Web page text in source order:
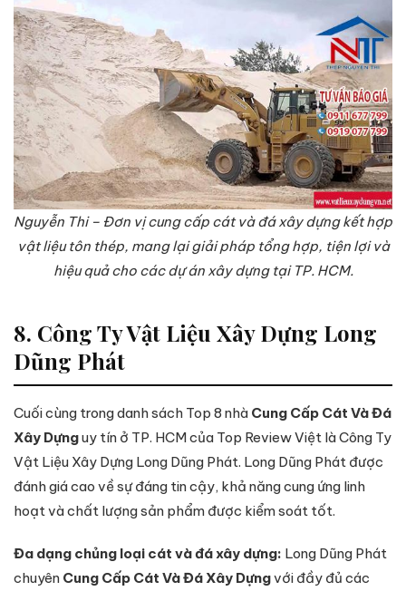
Nguyễn Thi – Đơn vị cung cấp cát và đá xây dựng kết hợp
vật liệu tôn thép, mang lại giải pháp tổng hợp, tiện lợi và
hiệu quả cho các dự án xây dựng tại TP. HCM.
8. Công Ty Vật Liệu Xây Dựng Long
Dũng Phát
Cuối cùng trong danh sách Top 8 nhà Cung Cấp Cát Và Đá
Xây Dựnguy tín ở TP. HCM của Top Review Việt là Công Ty
Vật Liệu Xây Dựng Long Dũng Phát. Long Dũng Phát được
đánh giá cao về sự đáng tin cậy, khả năng cung ứng linh
hoạt và chất lượng sản phẩm được kiểm soát tốt.
Đa dạng chủng loại cát và đá xây dựng: Long Dũng Phát
chuyên Cung Cấp Cát Và Đá Xây Dựngvới đầy đủ các